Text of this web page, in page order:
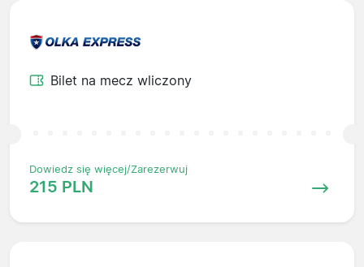
Bilet na mecz wliczony
Dowiedz się więcej/Zarezerwuj
215 PLN